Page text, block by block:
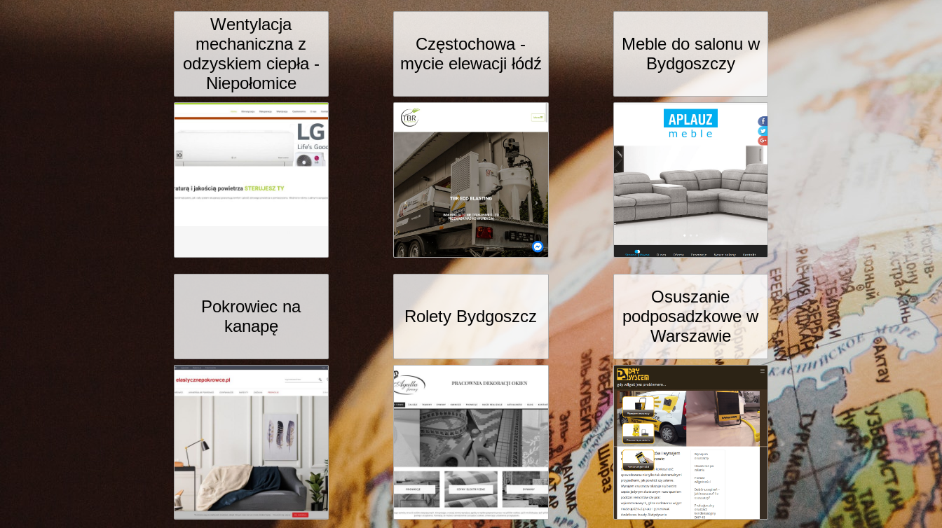
Wentylacja
mechaniczna z
odzyskiem ciepła -
Niepołomice
Częstochowa -
mycie elewacji łódź
Meble do salonu w
Bydgoszczy
Pokrowiec na
kanapę
Rolety Bydgoszcz
Osuszanie
podposadzkowe w
Warszawie